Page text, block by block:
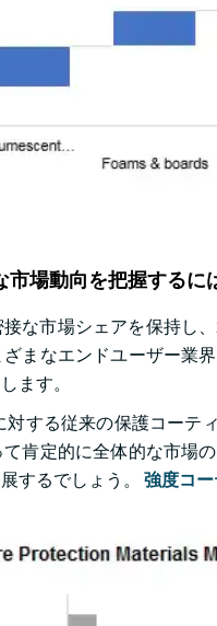
市場動向を把握するに
な市場シェアを保持し
まなエンドユーザー業
ます。
対する従来の保護コー
肯定的に全体的な市場
するでしょう。 強度コ